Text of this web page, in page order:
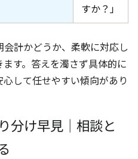
すか？」
計かどうか、柔軟に対応し
す。答えを濁さず具体的に
して任せやすい傾向があり
分け早見｜相談と